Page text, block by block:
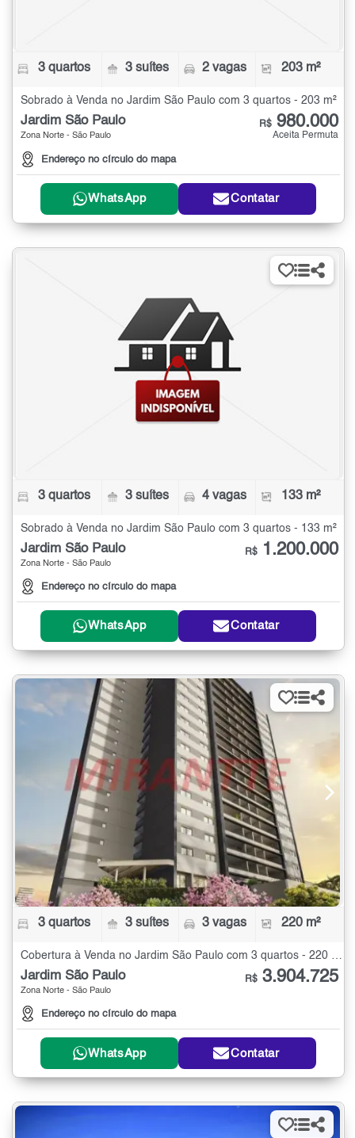
3 quartos 3 suítes 2 vagas 203 m²
Sobrado à Venda no Jardim São Paulo com 3 quartos - 203 m²
Jardim São Paulo
Zona Norte - São Paulo
Endereço no círculo do mapa
R$ 980.000
Aceita Permuta
WhatsApp Contatar
3 quartos 3 suítes 4 vagas 133 m²
Sobrado à Venda no Jardim São Paulo com 3 quartos - 133 m²
Jardim São Paulo
Zona Norte - São Paulo
Endereço no círculo do mapa
R$ 1.200.000
WhatsApp Contatar
3 quartos 3 suítes 3 vagas 220 m²
Jardim São Paulo
Zona Norte - São Paulo
Endereço no círculo do mapa
R$ 3.904.725
WhatsApp Contatar